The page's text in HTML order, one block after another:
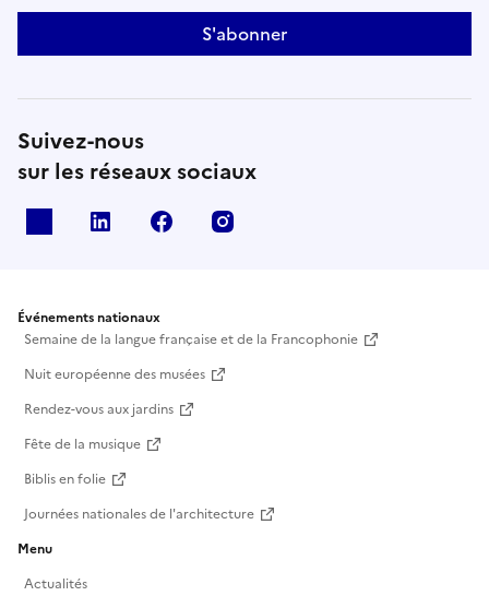
S'abonner
Suivez-nous
sur les réseaux sociaux
Linkedin Facebook
Événements nationaux
Semaine de la langue française et de la Francophonie
Nuit européenne des musées
Rendez-vous aux jardins
Fête de la musique
Biblis en folie
Journées nationales de l'architecture
Menu
Actualités